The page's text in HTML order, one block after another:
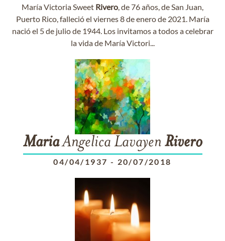
María Victoria Sweet Rivero, de 76 años, de San Juan,
Puerto Rico, falleció el viernes 8 de enero de 2021. María
nació el 5 de julio de 1944. Los invitamos a todos a celebrar
la vida de María Victori...
MariaAngelica Lavayen Rivero
04/04/1937 - 20/07/2018